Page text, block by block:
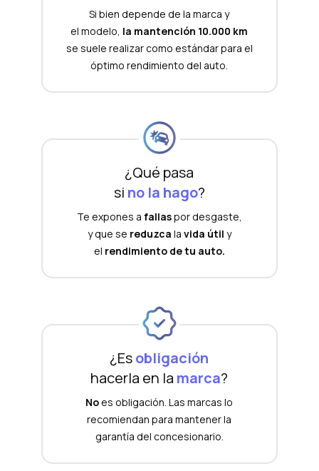
Si bien depende de la marca y
el modelo, la mantención 10.000 km
se suele realizar como estándar para el
óptimo rendimiento del auto.
¿Qué pasa
si no la hago?
Te expones a fallaspor desgaste,
y que se reduzca la vida útil y
el rendimiento de tu auto.
¿Esobligación
hacerla en la marca?
Noes obligación. Las marcas lo
recomiendan para mantener la
garantía del concesionario.